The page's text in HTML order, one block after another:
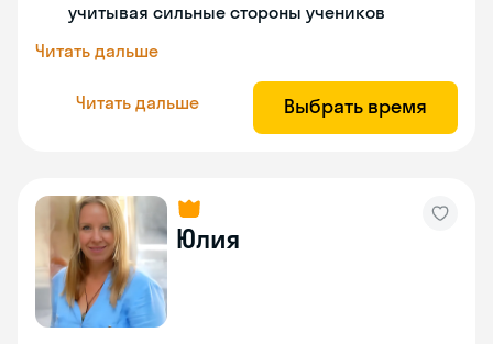
учитывая сильные стороны учеников
Читать дальше
Читать дальше Выбрать время
Юлия